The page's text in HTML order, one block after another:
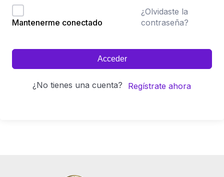
Mantenerme conectado
¿Olvidaste la
contraseña?
Acceder
¿No tienes una cuenta? Regístrate ahora